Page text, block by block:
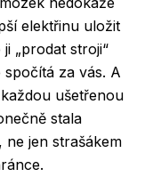
elektřinu uložit
„prodat stroji“
za vás. A
ušetřenou
stala
jen strašákem